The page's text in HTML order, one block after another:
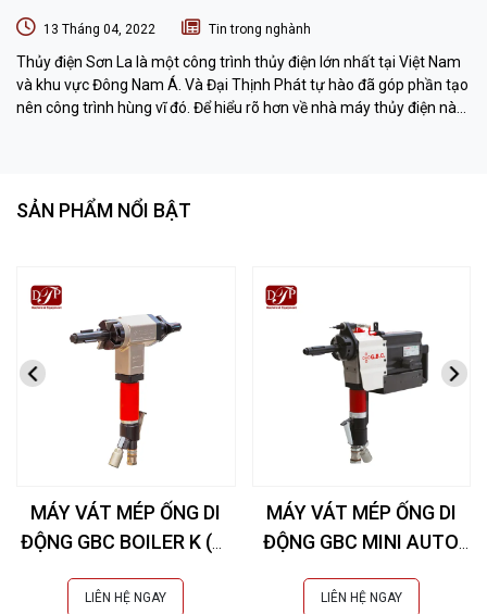
13 Tháng 04, 2022 Tin trong nghành
Thủy điện Sơn La là một công trình thủy điện lớn nhất tại Việt Nam
và khu vực Đông Nam Á. Và Đại Thịnh Phát tự hào đã góp phần tạo
nên công trình hùng vĩ đó. Để hiểu rõ hơn về nhà máy thủy điện này
SẢN PHẨM NỔI BẬT
MÁY VÁT MÉP ỐNG DI
ĐỘNG GBC BOILER K (Øi
LIÊN HỆ NGAY
MÁY VÁT MÉP ỐNG DI
ĐỘNG GBC MINI AUTO
mm)
LIÊN HỆ NGAY